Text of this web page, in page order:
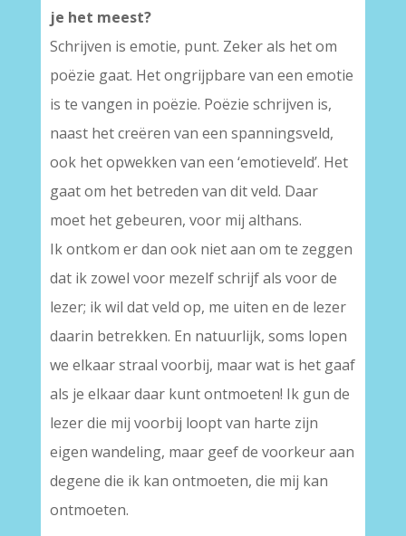
je het meest?
Schrijven is emotie, punt. Zeker als het om
poëzie gaat. Het ongrijpbare van een emotie
is te vangen in poëzie. Poëzie schrijven is,
naast het creëren van een spanningsveld,
ook het opwekken van een ‘emotieveld’. Het
gaat om het betreden van dit veld. Daar
moet het gebeuren, voor mij althans.
Ik ontkom er dan ook niet aan om te zeggen
dat ik zowel voor mezelf schrijf als voor de
lezer; ik wil dat veld op, me uiten en de lezer
daarin betrekken. En natuurlijk, soms lopen
we elkaar straal voorbij, maar wat is het gaaf
als je elkaar daar kunt ontmoeten! Ik gun de
lezer die mij voorbij loopt van harte zijn
eigen wandeling, maar geef de voorkeur aan
degene die ik kan ontmoeten, die mij kan
ontmoeten.